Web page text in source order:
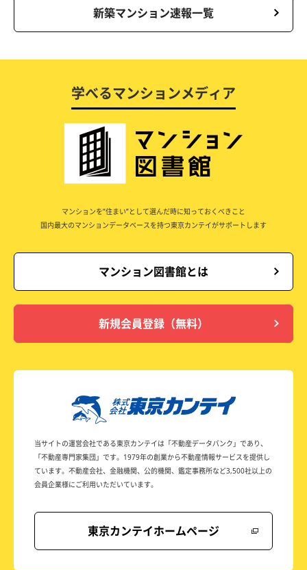
新築マンション速報一覧
学べるマンションメディア
マンションを”住まい”として選んだ時に知っておくべきこと
国内最大のマンションデータベースを持つ東京カンテイがサポートします
マンション図書館とは
新規会員登録（無料）
当サイトの運営会社である東京カンテイは 「不動産データバンク」であり、
「不動産専門家集団」です。 1979年の創業から不動産情報サービスを提供し
ています。 不動産会社、金融機関、公的機関、鑑定事務所など3,500社以上の
会員企業様にご利用いただいています。
東京カンテイホームページ